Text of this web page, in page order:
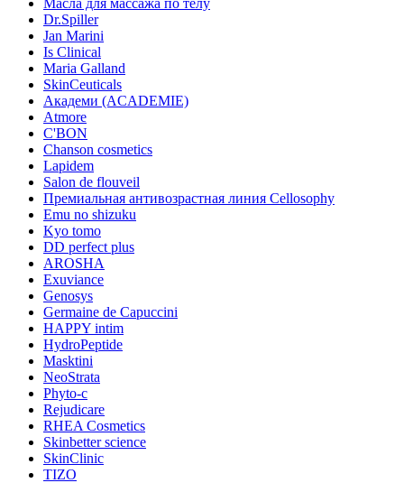
Масла для массажа по телу
Dr.Spiller
Jan Marini
Is Clinical
Maria Galland
SkinCeuticals
Академи (ACADEMIE)
Atmore
C'BON
Chanson cosmetics
Lapidem
Salon de flouveil
Премиальная антивозрастная линия Cellosophy
Emu no shizuku
Kyo tomo
DD perfect plus
AROSHA
Exuviance
Genosys
Germaine de Capuccini
HAPPY intim
HydroPeptide
Masktini
NeoStrata
Phyto-c
Rejudicare
RHEA Cosmetics
Skinbetter science
SkinСlinic
TIZO